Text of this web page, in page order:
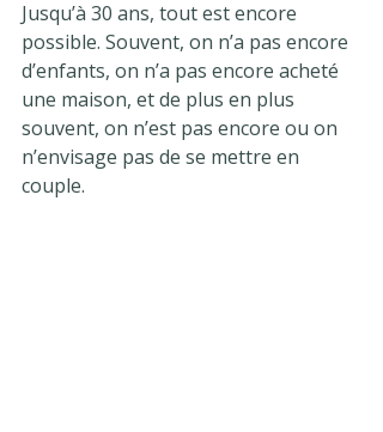
Jusqu’à 30 ans, tout est encore
possible. Souvent, on n’a pas encore
d’enfants, on n’a pas encore acheté
une maison, et de plus en plus
souvent, on n’est pas encore ou on
n’envisage pas de se mettre en
couple.